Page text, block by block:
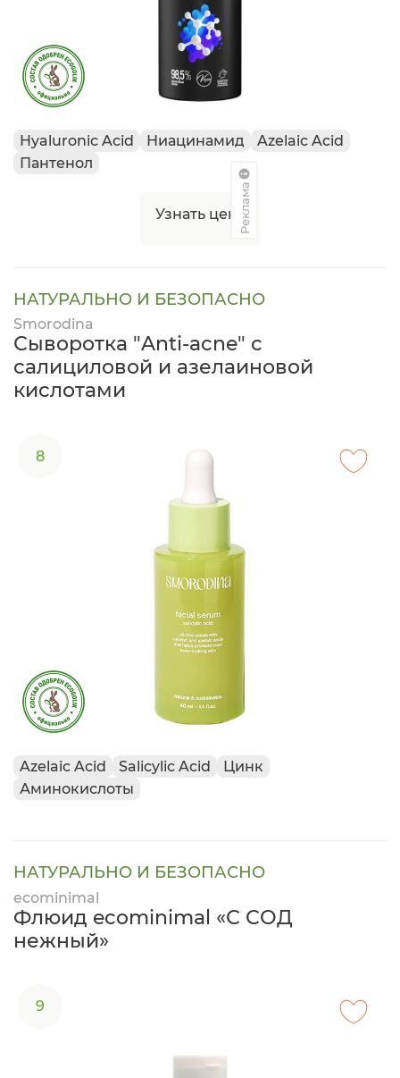
Hyaluronic Acid Ниацинамид
Azelaic Acid
Пантенол
Узнать ценуРеклама
НАТУРАЛЬНО И БЕЗОПАСНО
Smorodina
Сыворотка "Anti-acne" с
салициловой и азелаиновой
кислотами
8
Azelaic Acid Salicylic Acid
Цинк
Аминокислоты
НАТУРАЛЬНО И БЕЗОПАСНО
ecominimal
Флюид ecominimal «С СОД
нежный»
9